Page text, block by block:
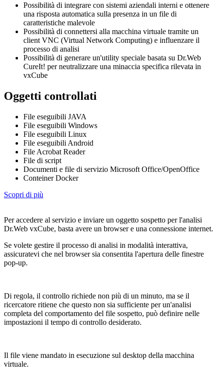
Possibilità di integrare con sistemi aziendali interni e ottenere
una risposta automatica sulla presenza in un file di
caratteristiche malevole
Possibilità di connettersi alla macchina virtuale tramite un
client VNC (Virtual Network Computing) e influenzare il
processo di analisi
Possibilità di generare un'utility speciale basata su Dr.Web
CureIt! per neutralizzare una minaccia specifica rilevata in
vxCube
Oggetti controllati
File eseguibili JAVA
File eseguibili Windows
File eseguibili Linux
File eseguibili Android
File Acrobat Reader
File di script
Documenti e file di servizio Microsoft Office/OpenOffice
Conteiner Docker
Scopri di più
Per accedere al servizio e inviare un oggetto sospetto per l'analisi
Dr.Web vxCube, basta avere un browser e una connessione internet.
Se volete gestire il processo di analisi in modalità interattiva,
assicuratevi che nel browser sia consentita l'apertura delle finestre
pop-up.
Di regola, il controllo richiede non più di un minuto, ma se il
ricercatore ritiene che questo non sia sufficiente per un'analisi
completa del comportamento del file sospetto, può definire nelle
impostazioni il tempo di controllo desiderato.
Il file viene mandato in esecuzione sul desktop della macchina
virtuale.